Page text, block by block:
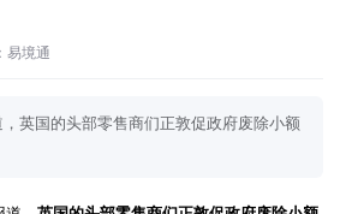
易境通
英国的头部零售商们正敦促政府废除小额